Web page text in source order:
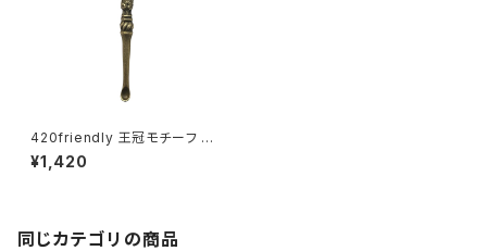
420friendly 王冠モチーフ ダ
ブツール／Wax用 真鍮製ミニス
プーン・携帯サイズ（取り付け穴
¥1,420
同じカテゴリの商品